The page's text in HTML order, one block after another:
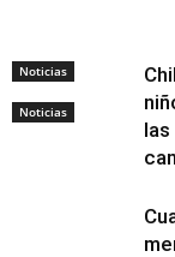
Noticias
Noticias